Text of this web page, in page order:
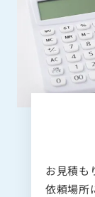
お見積も
依頼場所